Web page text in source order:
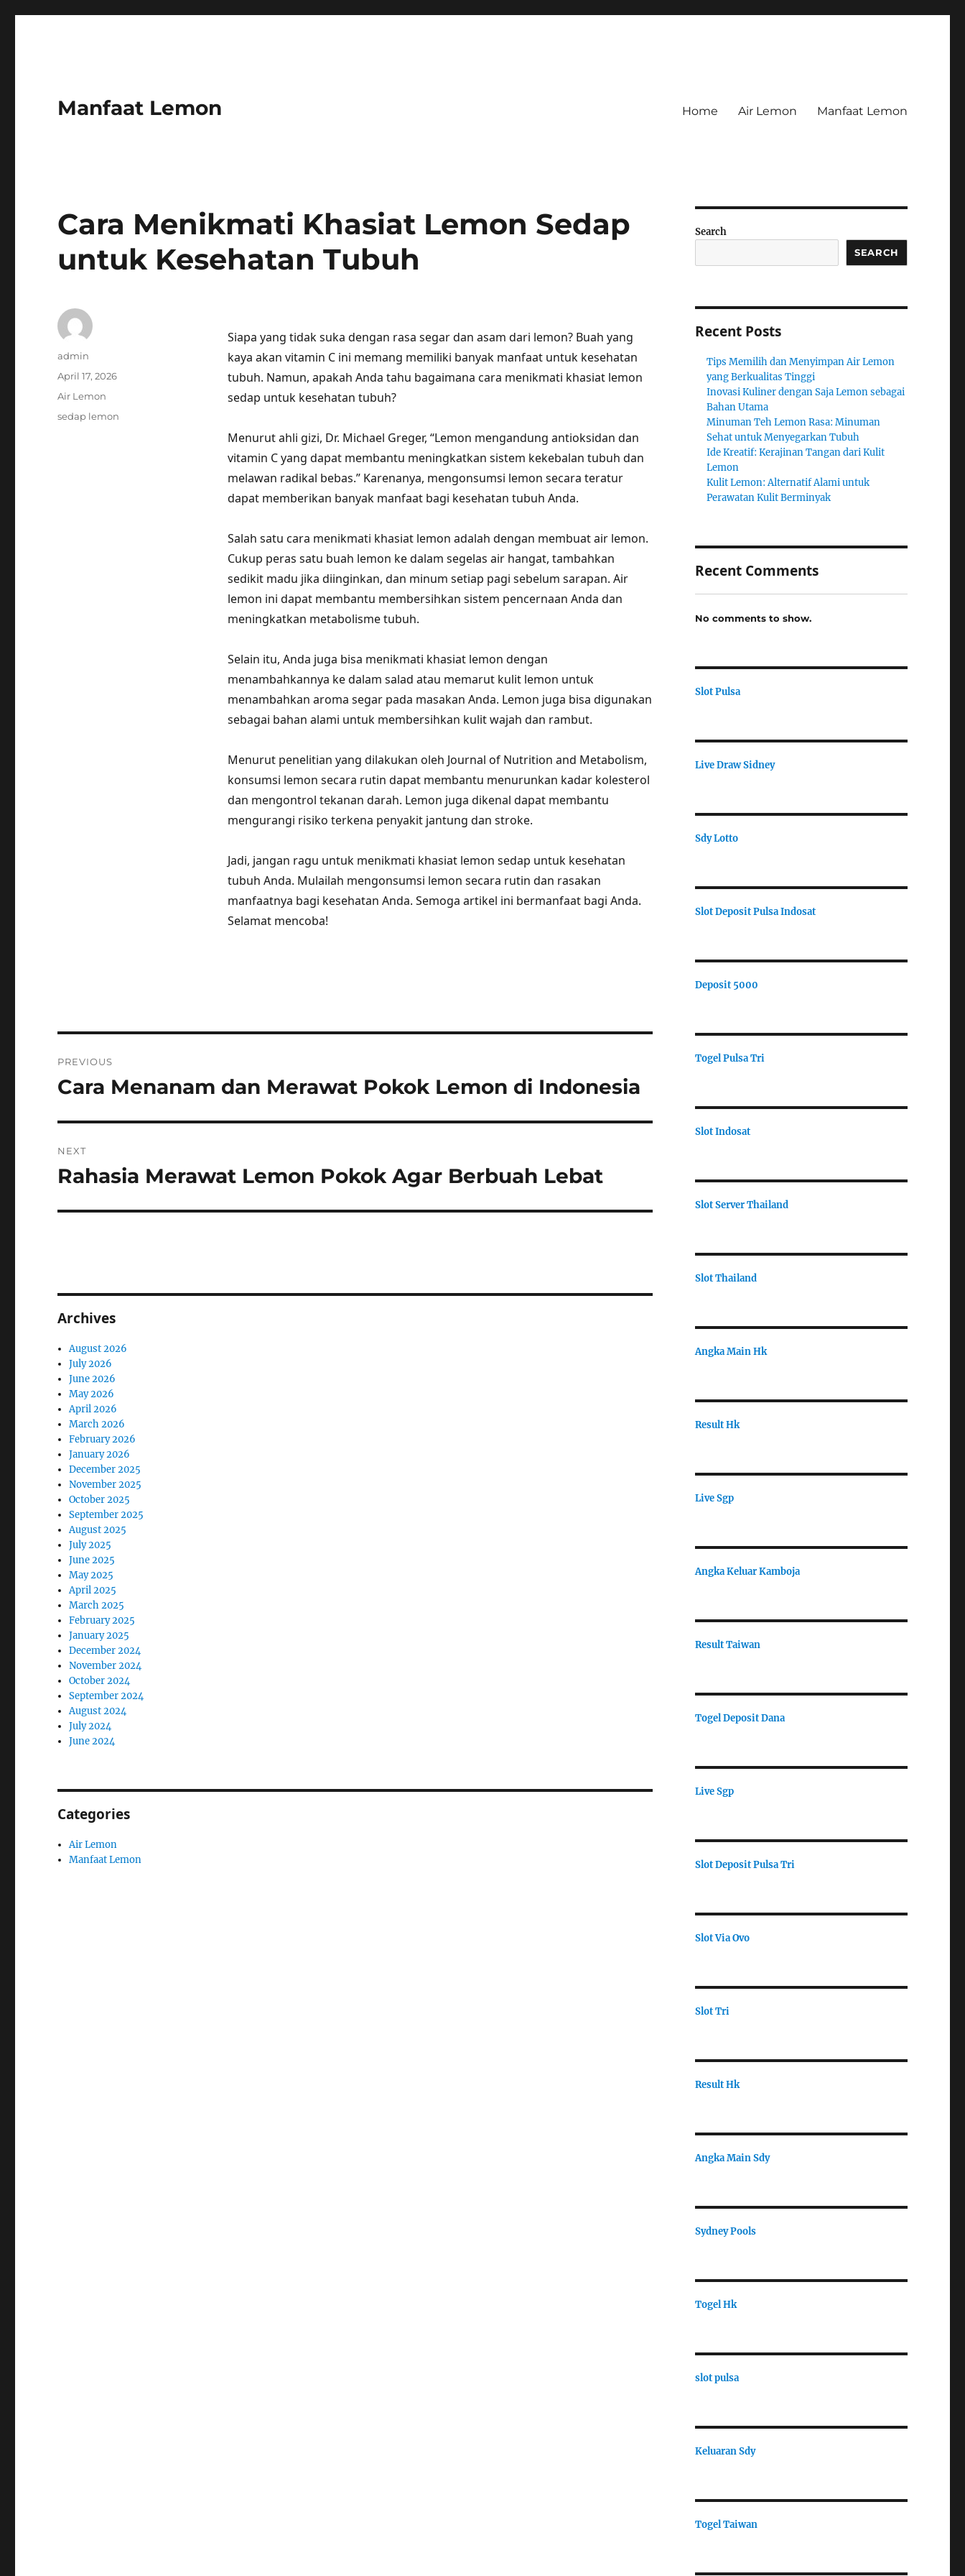
Manfaat Lemon Home Air Lemon Manfaat Lemon
Cara Menikmati Khasiat Lemon Sedap
untuk Kesehatan Tubuh
Siapa yang tidak suka dengan rasa segar dan asam dari lemon? Buah yang
kaya akan vitamin C ini memang memiliki banyak manfaat untuk kesehatan
tubuh. Namun, apakah Anda tahu bagaimana cara menikmati khasiat lemon
sedap untuk kesehatan tubuh?
Menurut ahli gizi, Dr. Michael Greger, “Lemon mengandung antioksidan dan
vitamin C yang dapat membantu meningkatkan sistem kekebalan tubuh dan
melawan radikal bebas.” Karenanya, mengonsumsi lemon secara teratur
dapat memberikan banyak manfaat bagi kesehatan tubuh Anda.
Salah satu cara menikmati khasiat lemon adalah dengan membuat air lemon.
Cukup peras satu buah lemon ke dalam segelas air hangat, tambahkan
sedikit madu jika diinginkan, dan minum setiap pagi sebelum sarapan. Air
lemon ini dapat membantu membersihkan sistem pencernaan Anda dan
meningkatkan metabolisme tubuh.
Selain itu, Anda juga bisa menikmati khasiat lemon dengan
menambahkannya ke dalam salad atau memarut kulit lemon untuk
menambahkan aroma segar pada masakan Anda. Lemon juga bisa digunakan
sebagai bahan alami untuk membersihkan kulit wajah dan rambut.
Menurut penelitian yang dilakukan oleh Journal of Nutrition and Metabolism,
konsumsi lemon secara rutin dapat membantu menurunkan kadar kolesterol
dan mengontrol tekanan darah. Lemon juga dikenal dapat membantu
mengurangi risiko terkena penyakit jantung dan stroke.
Jadi, jangan ragu untuk menikmati khasiat lemon sedap untuk kesehatan
tubuh Anda. Mulailah mengonsumsi lemon secara rutin dan rasakan
manfaatnya bagi kesehatan Anda. Semoga artikel ini bermanfaat bagi Anda.
Selamat mencoba!
Author
admin
Posted
on
April 17, 2026
Categories
Air Lemon
Tags
sedap lemon
navigation
PREVIOUS
Previous
Cara Menanam dan Merawat Pokok Lemon di Indonesia
NEXT
Next
Rahasia Merawat Lemon Pokok Agar Berbuah Lebat
Archives
August 2026
July 2026
June 2026
May 2026
April 2026
March 2026
February 2026
January 2026
December 2025
November 2025
October 2025
September 2025
August 2025
July 2025
June 2025
May 2025
April 2025
March 2025
February 2025
January 2025
December 2024
November 2024
October 2024
September 2024
August 2024
July 2024
June 2024
Categories
Air Lemon
Manfaat Lemon
Search
SEARCH
Recent Posts
Tips Memilih dan Menyimpan Air Lemon
yang Berkualitas Tinggi
Inovasi Kuliner dengan Saja Lemon sebagai
Bahan Utama
Minuman Teh Lemon Rasa: Minuman
Sehat untuk Menyegarkan Tubuh
Ide Kreatif: Kerajinan Tangan dari Kulit
Lemon
Kulit Lemon: Alternatif Alami untuk
Perawatan Kulit Berminyak
Recent Comments
No comments to show.
Slot Pulsa
Live Draw Sidney
Sdy Lotto
Slot Deposit Pulsa Indosat
Deposit 5000
Togel Pulsa Tri
Slot Indosat
Slot Server Thailand
Slot Thailand
Angka Main Hk
Result Hk
Live Sgp
Angka Keluar Kamboja
Result Taiwan
Togel Deposit Dana
Live Sgp
Slot Deposit Pulsa Tri
Slot Via Ovo
Slot Tri
Result Hk
Angka Main Sdy
Sydney Pools
Togel Hk
slot pulsa
Keluaran Sdy
Togel Taiwan